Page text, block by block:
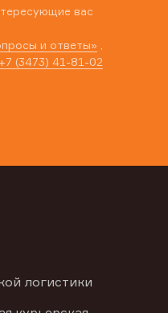
вас
и ответы»
(3473) 41-81-02
логистики